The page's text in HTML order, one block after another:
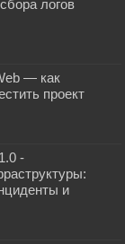
логов
— как
проект
-
и